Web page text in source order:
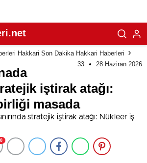
Hakkari Son Dakika Hakkari Haberleri
33 28 Haziran 2026
iştirak atağı:
masada
0